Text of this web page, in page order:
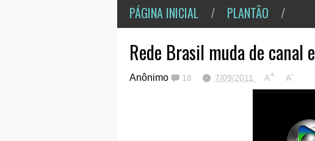
PÁGINA INICIAL / PLANTÃO /
Rede Brasil muda de canal
Anônimo 18 7/09/2011 A+ A-